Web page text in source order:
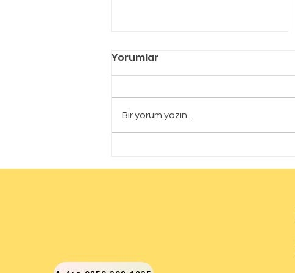
Yorumlar
Bir yorum yazın...